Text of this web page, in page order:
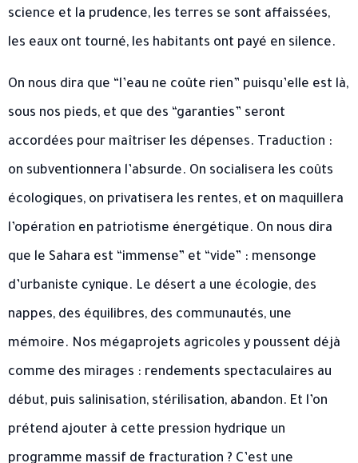
science et la prudence, les terres se sont affaissées,
les eaux ont tourné, les habitants ont payé en silence.
On nous dira que “l’eau ne coûte rien” puisqu’elle est là,
sous nos pieds, et que des “garanties” seront
accordées pour maîtriser les dépenses. Traduction :
on subventionnera l’absurde. On socialisera les coûts
écologiques, on privatisera les rentes, et on maquillera
l’opération en patriotisme énergétique. On nous dira
que le Sahara est “immense” et “vide” : mensonge
d’urbaniste cynique. Le désert a une écologie, des
nappes, des équilibres, des communautés, une
mémoire. Nos mégaprojets agricoles y poussent déjà
comme des mirages : rendements spectaculaires au
début, puis salinisation, stérilisation, abandon. Et l’on
prétend ajouter à cette pression hydrique un
programme massif de fracturation ? C’est une